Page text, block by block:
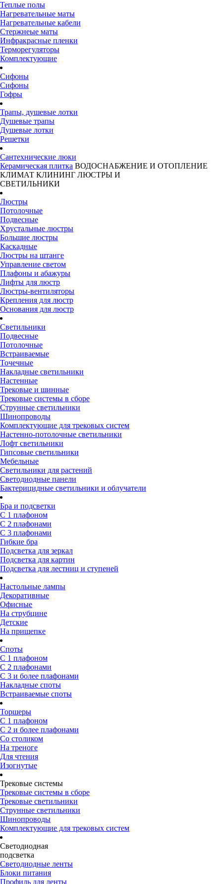
Теплые полы
Нагревательные маты
Нагревательные кабели
Стержнеые маты
Инфракрасные пленки
Терморегуляторы
Комплектующие
Сифоны
Сифоны
Гофры
Трапы, душевые лотки
Душевые трапы
Душевые лотки
Решетки
Сантехнические люки
Керамическая плитка ВОДОСНАБЖЕНИЕ И ОТОПЛЕНИЕ
КЛИМАТ КЛИНИНГ ЛЮСТРЫ И
СВЕТИЛЬНИКИ
Люстры
Потолочные
Подвесные
Хрустальные люстры
Большие люстры
Каскадные
Люстры на штанге
Управление светом
Плафоны и абажуры
Лифты для люстр
Люстры-вентиляторы
Крепления для люстр
Основания для люстр
Светильники
Подвесные
Потолочные
Встраиваемые
Точечные
Накладные светильники
Настенные
Трековые и шинные
Трековые системы в сборе
Струнные светильники
Шинопроводы
Комплектующие для трековых систем
Настенно-потолочные светильники
Лофт светильники
Гипсовые светильники
Мебельные
Светильники для растений
Светодиодные панели
Бактерицидные светильники и облучатели
Бра и подсветки
С 1 плафоном
С 2 плафонами
С 3 плафонами
Гибкие бра
Подсветка для зеркал
Подсветка для картин
Подсветка для лестниц и ступеней
Настольные лампы
Декоративные
Офисные
На струбцине
Детские
На прищепке
Споты
С 1 плафоном
С 2 плафонами
С 3 и более плафонами
Накладные споты
Встраиваемые споты
Торшеры
С 1 плафоном
С 2 и более плафонами
Со столиком
На треноге
Для чтения
Изогнутые
Трековые системы
Трековые системы в сборе
Трековые светильники
Струнные светильники
Шинопроводы
Комплектующие для трековых систем
Светодиодная
подсветка
Светодиодные ленты
Блоки питания
Профиль для ленты